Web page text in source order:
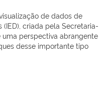
de dados de
(IED), criada pela Secretaria-
uma perspectiva abrangente
desse importante tipo